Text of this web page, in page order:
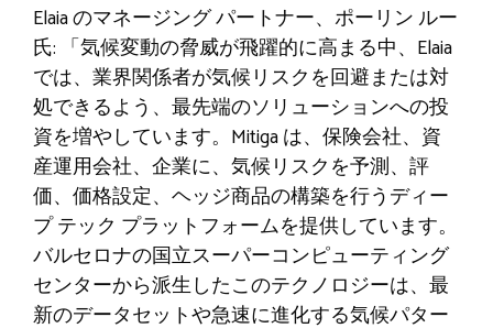
Elaia のマネージング パートナー、ポーリン ルー
氏: 「気候変動の脅威が飛躍的に高まる中、Elaia
では、業界関係者が気候リスクを回避または対
処できるよう、最先端のソリューションへの投
資を増やしています。Mitiga は、保険会社、資
産運用会社、企業に、気候リスクを予測、評
価、価格設定、ヘッジ商品の構築を行うディー
プ テック プラットフォームを提供しています。
バルセロナの国立スーパーコンピューティング
センターから派生したこのテクノロジーは、最
新のデータセットや急速に進化する気候パター